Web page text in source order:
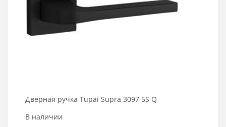
Дверная ручка Tupai Supra 3097 5S Q
В наличии